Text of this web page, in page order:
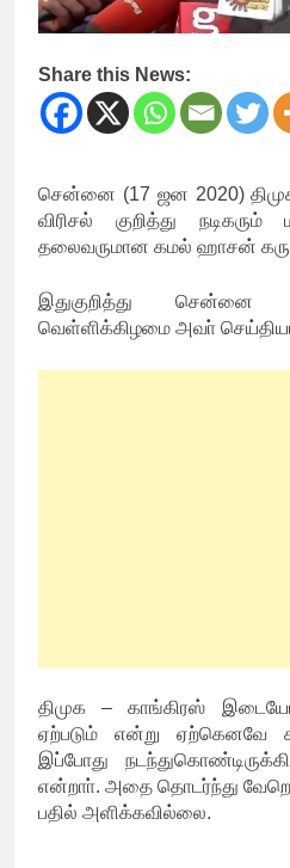
Share this News:
சென்னை (17 ஜன 2020)
விரிசல் குறித்து
தலைவருமான கமல் ஹாசன்
இதுகுறித்து சென்னை
வெள்ளிக்கிழமை அவா்
திமுக – காங்கிரஸ்
ஏற்படும் என்று ஏற்கெனவே
இப்போது
என்றாா். அதை தொடர்ந்து
பதில் அளிக்கவில்லை.